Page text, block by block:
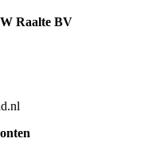
Raalte BV